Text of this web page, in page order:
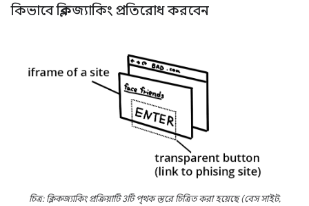
কিভাবে ক্লিকজ্যাকিং প্রতিরোধ করবেন
চিত্র: ক্লিকজ্যাকিং প্রক্রিয়াটি 3টি পৃথক স্তরে চিত্রিত করা হয়েছে (বেস সাইট,